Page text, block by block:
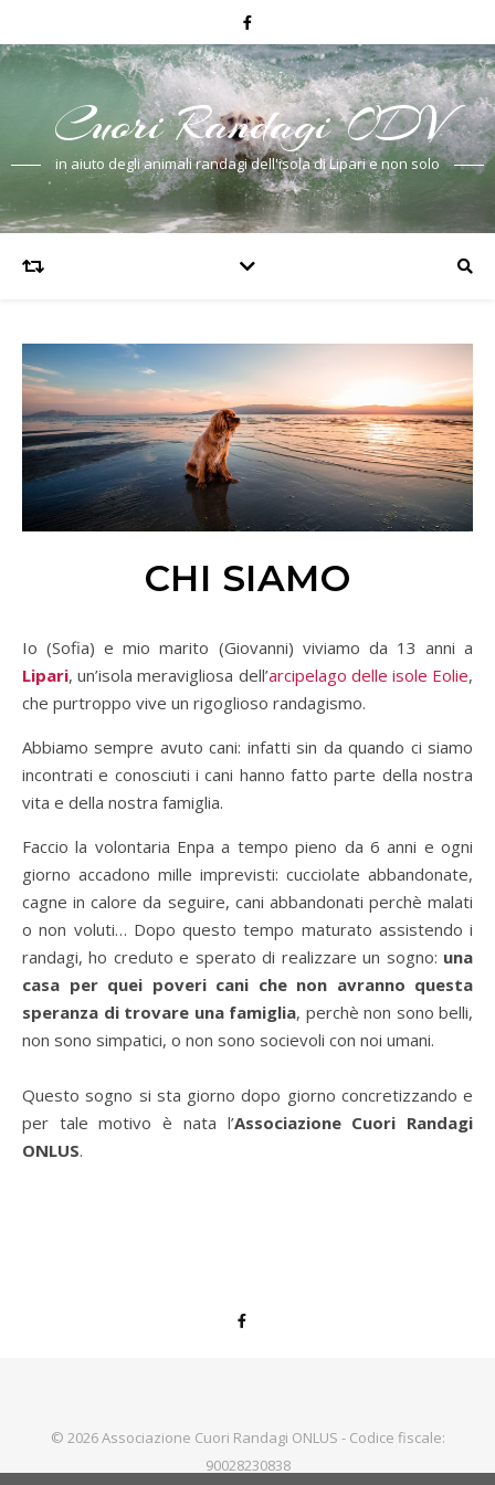
Cuori Randagi ODV
in aiuto degli animali randagi dell'isola di Lipari e non solo
CHI SIAMO
Io (Sofia) e mio marito (Giovanni) viviamo da 13 anni a
Lipari, un’isola meravigliosa dell’arcipelago delle isole Eolie,
che purtroppo vive un rigoglioso randagismo.
Abbiamo sempre avuto cani: infatti sin da quando ci siamo
incontrati e conosciuti i cani hanno fatto parte della nostra
vita e della nostra famiglia.
Faccio la volontaria Enpa a tempo pieno da 6 anni e ogni
giorno accadono mille imprevisti: cucciolate abbandonate,
cagne in calore da seguire, cani abbandonati perchè malati
o non voluti… Dopo questo tempo maturato assistendo i
randagi, ho creduto e sperato di realizzare un sogno: una
casa per quei poveri cani che non avranno questa
speranza di trovare una famiglia, perchè non sono belli,
non sono simpatici, o non sono socievoli con noi umani.
Questo sogno si sta giorno dopo giorno concretizzando e
per tale motivo è nata l’Associazione Cuori Randagi
ONLUS.
© 2026 Associazione Cuori Randagi ONLUS - Codice fiscale:
90028230838